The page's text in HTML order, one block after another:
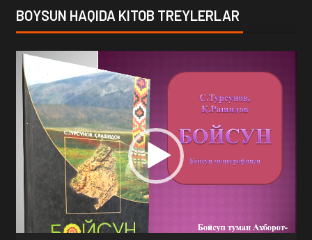
BOYSUN HAQIDA KITOB TREYLERLAR
Video
Player